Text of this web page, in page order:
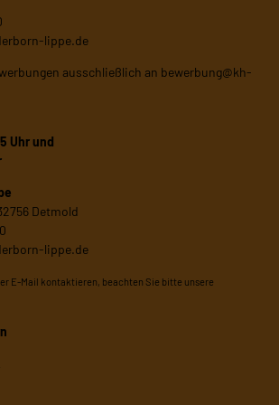
lippe.de
ausschließlich an bewerbung@kh-
Uhr und
Detmold
lippe.de
E-Mail kontaktieren, beachten Sie bitte unsere